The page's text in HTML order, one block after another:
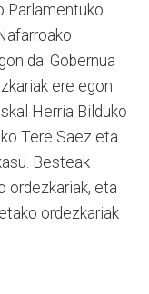
Parlamentuko
da. Gobernua
ere egon
Herria Bilduko
Tere Saez eta
Besteak
ordezkariak, eta
ordezkariak